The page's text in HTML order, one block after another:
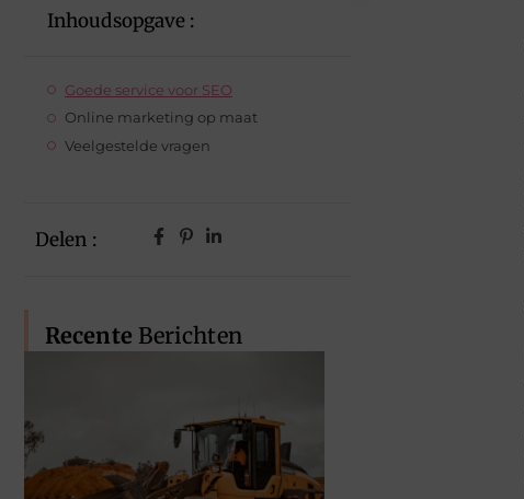
Inhoudsopgave :
Goede service voor SEO
Online marketing op maat
Veelgestelde vragen
Delen :
Recente Berichten